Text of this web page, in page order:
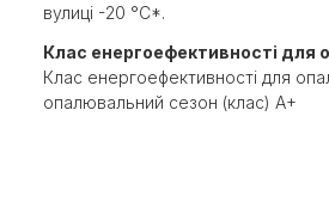
вулиці -20 °C*.
Клас енергоефективності для
Клас енергоефективності для
опалювальний сезон (клас) A+